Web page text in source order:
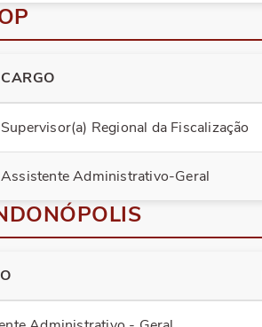
CARGO
Supervisor(a) Regional da Fiscalização
Assistente Administrativo-Geral